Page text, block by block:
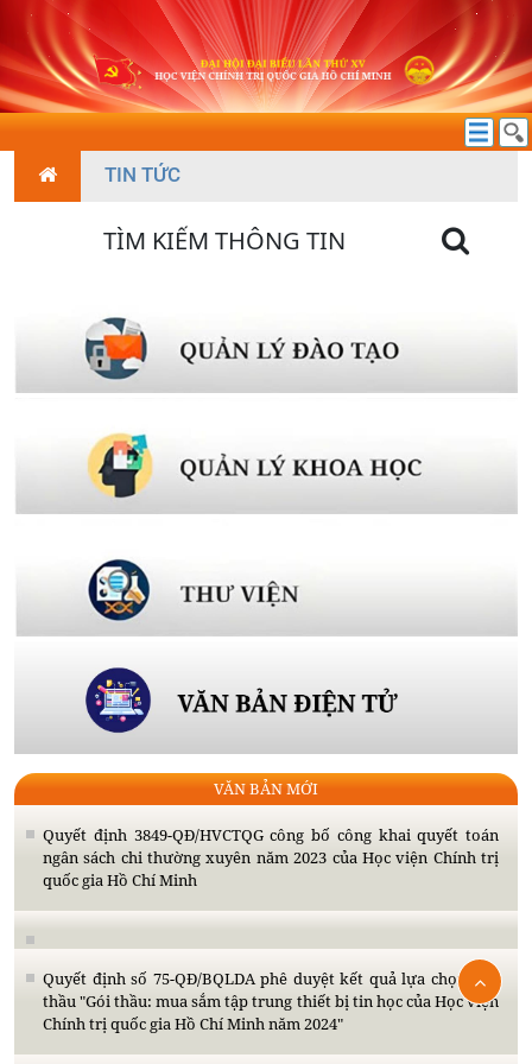
TIN TỨC
TÌM KIẾM THÔNG TIN
VĂN BẢN MỚI
Quyết định 3849-QĐ/HVCTQG công bố công khai quyết toán
ngân sách chi thường xuyên năm 2023 của Học viện Chính trị
quốc gia Hồ Chí Minh
Quyết định số 75-QĐ/BQLDA phê duyệt kết quả lựa chọn nhà
thầu "Gói thầu: mua sắm tập trung thiết bị tin học của Học viện
Chính trị quốc gia Hồ Chí Minh năm 2024"